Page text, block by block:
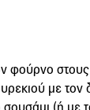
φούρνο
με τον